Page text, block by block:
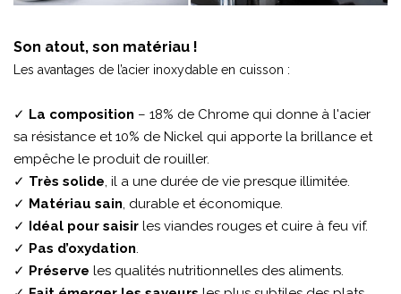
Son atout, son matériau !
Les avantages de l’acier inoxydable en cuisson :
✓ La composition – 18% de Chrome qui donne à l'acier
sa résistance et 10% de Nickel qui apporte la brillance et
empêche le produit de rouiller.
✓ Très solide, il a une durée de vie presque illimitée.
✓ Matériau sain, durable et économique.
✓ Idéal pour saisir les viandes rouges et cuire à feu vif.
✓ Pas d’oxydation.
✓ Préserve les qualités nutritionnelles des aliments.